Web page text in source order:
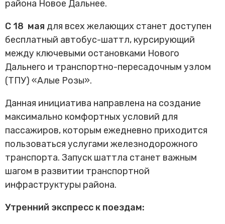
Моя карта попала в стоп-
Трансфер пассажиров
района Новое Дальнее.
С 18 мая для всех желающих станет доступен
бесплатный автобус-шаттл, курсирующий
между ключевыми остановками Нового
Дальнего и транспортно-пересадочным узлом
(ТПУ) «Алые Розы».
Данная инициатива направлена на создание
максимально комфортных условий для
пассажиров, которым ежедневно приходится
пользоваться услугами железнодорожного
транспорта. Запуск шаттла станет важным
шагом в развитии транспортной
инфраструктуры района.
Утренний экспресс к поездам: